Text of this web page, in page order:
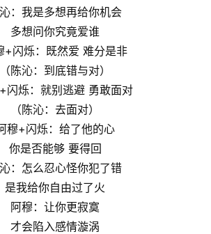
：我是多想再给你机会
多想问你究竟爱谁
+闪烁：既然爱 难分是非
（陈沁：到底错与对）
闪烁：就别逃避 勇敢面对
（陈沁：去面对）
穆+闪烁：给了他的心
你是否能够 要得回
：怎么忍心怪你犯了错
是我给你自由过了火
阿穆：让你更寂寞
才会陷入感情漩涡